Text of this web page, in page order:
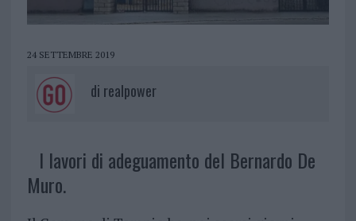
24 SETTEMBRE 2019
di realpower
I lavori di adeguamento del Bernardo De
Muro.